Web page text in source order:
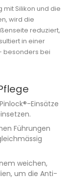
Silikon und die
wird die
reduziert,
in einer
besonders bei
Einsätze
Führungen
weichen,
um die Anti-